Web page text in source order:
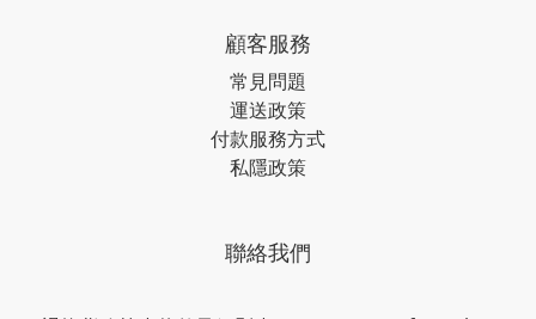
顧客服務
常見問題
運送政策
付款服務方式
私隱政策
聯絡我們